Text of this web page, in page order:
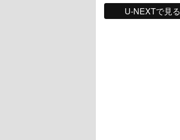
U-NEXTで見る